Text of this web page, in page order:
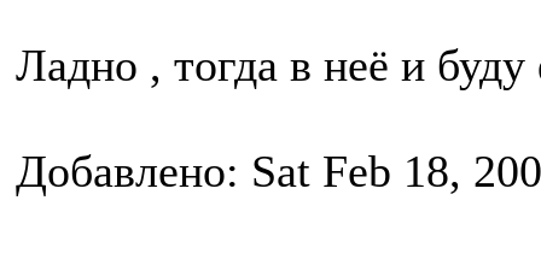
Ладно , тогда в неё и
Добавлено: Sat Feb 18,